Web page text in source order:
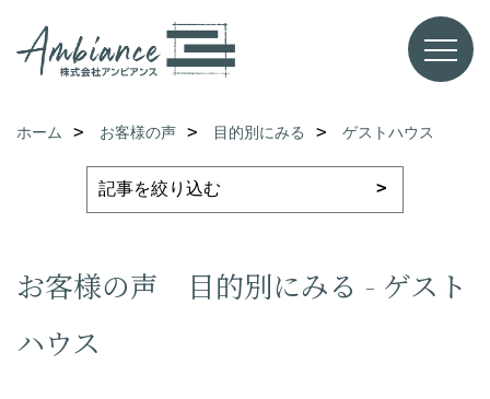
ホーム お客様の声 目的別にみる ゲストハウス
お客様の声 目的別にみる - ゲスト
ハウス